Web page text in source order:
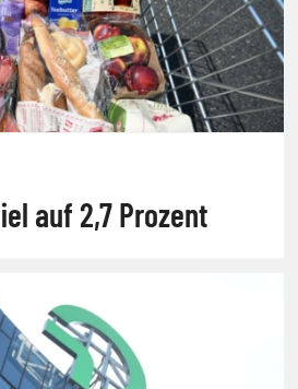
auf 2,7 Prozent